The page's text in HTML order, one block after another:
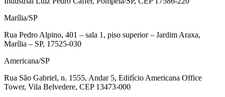
Marília/SP
Rua Pedro Alpino, 401 – sala 1, piso superior – Jardim Araxa,
Marília – SP, 17525-030
Americana/SP
Rua São Gabriel, n. 1555, Andar 5, Edifício Americana Office
Tower, Vila Belvedere, CEP 13473-000